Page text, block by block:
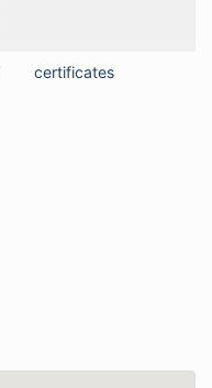
certificates